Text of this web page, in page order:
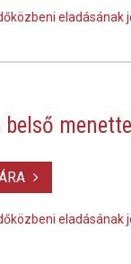
eladásának
menettel
eladásának